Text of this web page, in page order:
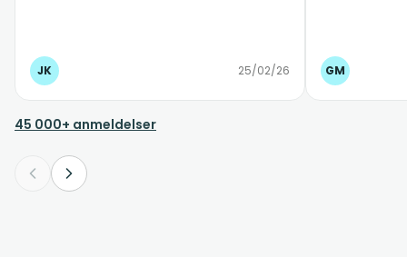
JK 25/02/26 GM
45 000+ anmeldelser